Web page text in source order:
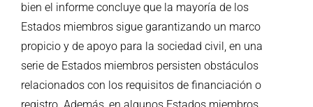
bien el informe concluye que la mayoría de los
Estados miembros sigue garantizando un marco
propicio y de apoyo para la sociedad civil, en una
serie de Estados miembros persisten obstáculos
relacionados con los requisitos de financiación o